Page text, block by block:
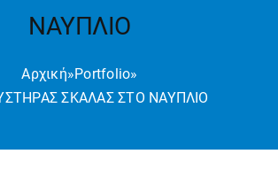
ΝΑΥΠΛΙΟ
Αρχική»Portfolio»
ΣΚΑΛΑΣ ΣΤΟ ΝΑΥΠΛΙΟ